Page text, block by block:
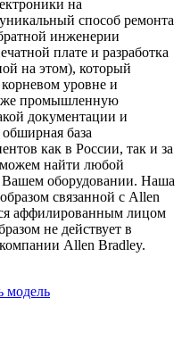
на
способ ремонта
инженерии
плате и разработка
на этом), который
уровне и
промышленную
документации и
база
как в России, так и за
найти любой
оборудовании. Наша
связанной с Allen
аффилированным лицом
не действует в
Allen Bradley.
модель